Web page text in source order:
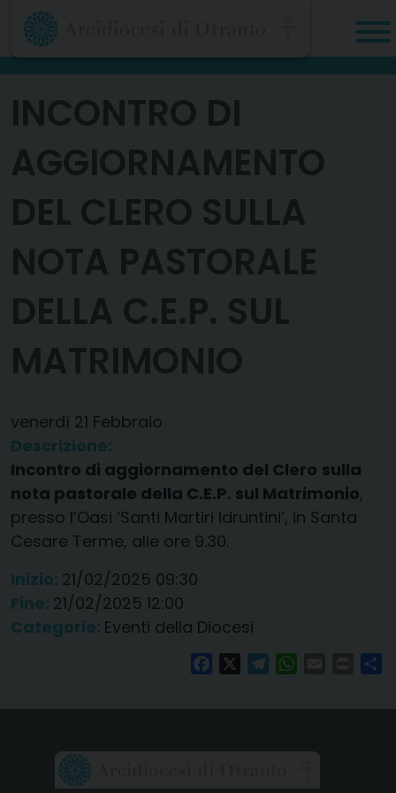
Skip
content
INCONTRO DI
AGGIORNAMENTO
DEL CLERO SULLA
NOTA PASTORALE
DELLA C.E.P. SUL
MATRIMONIO
venerdì 21 Febbraio
Descrizione:
Incontro di aggiornamento del Clero sulla
nota pastorale della C.E.P. sul Matrimonio,
presso l’Oasi ‘Santi Martiri Idruntini’, in Santa
Cesare Terme, alle ore 9.30.
Inizio: 21/02/2025 09:30
Fine: 21/02/2025 12:00
Categorie: Eventi della Diocesi
FacebookTelegramWhatsAppPrint